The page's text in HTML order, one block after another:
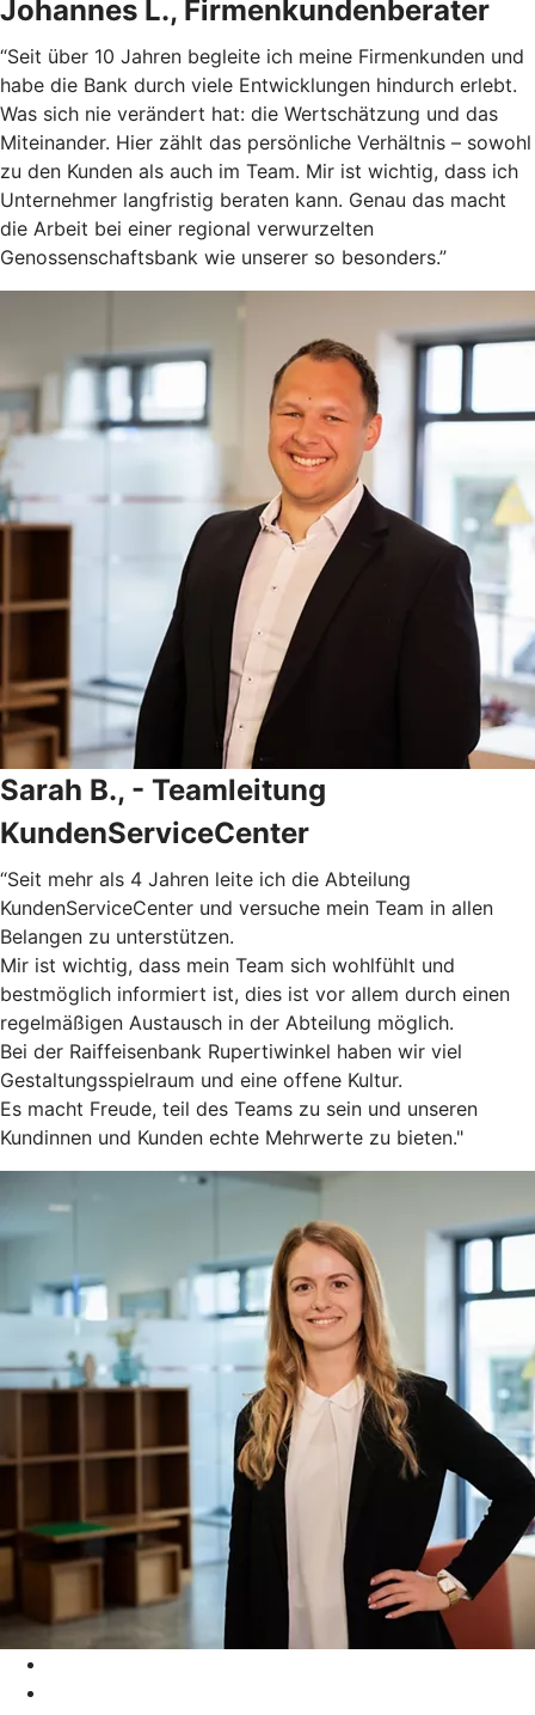
Johannes L., Firmenkundenberater
“Seit über 10 Jahren begleite ich meine Firmenkunden und
habe die Bank durch viele Entwicklungen hindurch erlebt.
Was sich nie verändert hat: die Wertschätzung und das
Miteinander. Hier zählt das persönliche Verhältnis – sowohl
zu den Kunden als auch im Team. Mir ist wichtig, dass ich
Unternehmer langfristig beraten kann. Genau das macht
die Arbeit bei einer regional verwurzelten
Genossenschaftsbank wie unserer so besonders.”
Sarah B., - Teamleitung
KundenServiceCenter
“Seit mehr als 4 Jahren leite ich die Abteilung
KundenServiceCenter und versuche mein Team in allen
Belangen zu unterstützen.
Mir ist wichtig, dass mein Team sich wohlfühlt und
bestmöglich informiert ist, dies ist vor allem durch einen
regelmäßigen Austausch in der Abteilung möglich.
Bei der Raiffeisenbank Rupertiwinkel haben wir viel
Gestaltungsspielraum und eine offene Kultur.
Es macht Freude, teil des Teams zu sein und unseren
Kundinnen und Kunden echte Mehrwerte zu bieten."